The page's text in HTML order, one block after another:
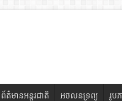
ព័ត៌មានអន្តរជាតិ អចលនទ្រព្យ រូប